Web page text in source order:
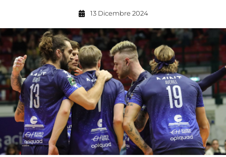
13 Dicembre 2024